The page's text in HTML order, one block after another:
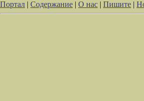
Портал | Содержание | О нас | Пишите |